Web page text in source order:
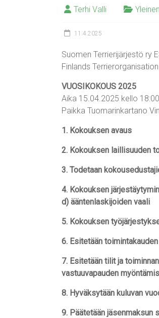
Terhi Valli Yleinen
11.4.2025
Suomen Terrierijärjestö ry
Finlands
VUOSIKOKOUS 2025
Aika 15.04.2025 kello 18:00
Paikka Tuomarinkartano
1. Kokouksen avaus
2. Kokouksen laillisuuden
3. Todetaan
4. Kokouksen
d) ääntenlaskijoiden vaali
5. Kokouksen
6. Esitetään
7. Esitetään tilit ja
vastuuvapauden
8. Hyväksytään kuluvan
9. Päätetään jäsenmaksun